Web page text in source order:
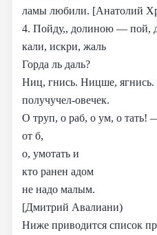
ламы любили. [Анатолий
4. Пойду,, долиною — пой,
кали, искри, жаль
Горда ль даль?
Ниц, гнись. Ницше, ягнись.
получучел-овечек.
О труп, о раб, о ум, о тать!
от б,
о, умотать и
кто ранен адом
не надо малым.
[Дмитрий Авалиани)
Ниже приводится список